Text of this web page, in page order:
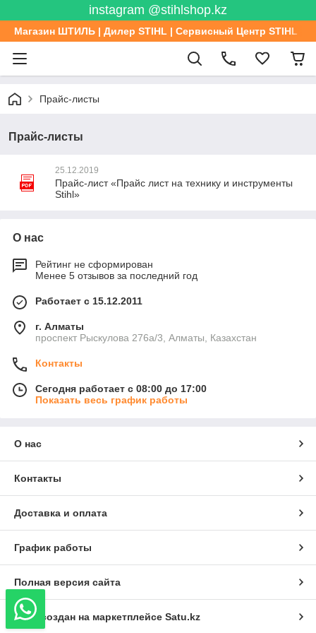
instagram @stihlshop.kz
Магазин ШТИЛЬ | Дилер STIHL | Сервисный Центр STIHL
Прайс-листы
Прайс-листы
25.12.2019
Прайс-лист «Прайс лист на технику и инструменты
Stihl»
О нас
Рейтинг не сформирован
Менее 5 отзывов за последний год
Работает с 15.12.2011
г. Алматы
проспект Рыскулова 276а/3, Алматы, Казахстан
Контакты
Сегодня работает с 08:00 до 17:00
Показать весь график работы
О нас
Контакты
Доставка и оплата
График работы
Полная версия сайта
Сайт создан на маркетплейсе Satu.kz